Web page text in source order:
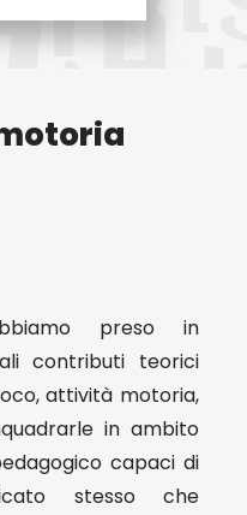
preso in
contributi teorici
attività motoria,
in ambito
capaci di
stesso che